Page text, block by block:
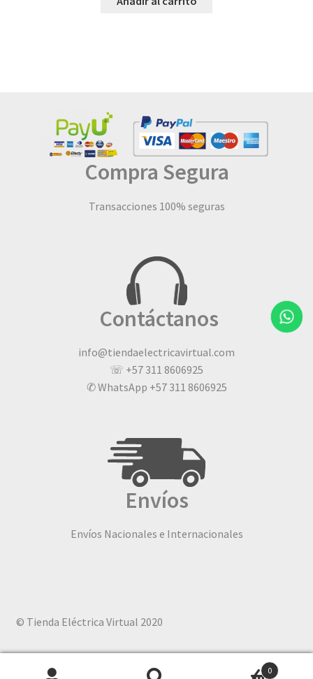
Compra Segura
Transacciones 100% seguras
Contáctanos
info@tiendaelectricavirtual.com
☏ +57 311 8606925
✆ WhatsApp +57 311 8606925
Envíos
Envíos Nacionales e Internacionales
© Tienda Eléctrica Virtual 2020
0